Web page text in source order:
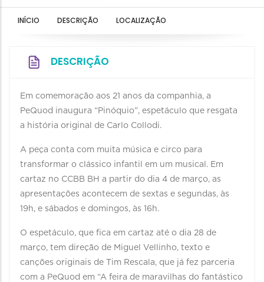
INÍCIO DESCRIÇÃO LOCALIZAÇÃO
DESCRIÇÃO
Em comemoração aos 21 anos da companhia, a
PeQuod inaugura “Pinóquio”, espetáculo que resgata
a história original de Carlo Collodi.
A peça conta com muita música e circo para
transformar o clássico infantil em um musical. Em
cartaz no CCBB BH a partir do dia 4 de março, as
apresentações acontecem de sextas e segundas, às
19h, e sábados e domingos, às 16h.
O espetáculo, que fica em cartaz até o dia 28 de
março, tem direção de Miguel Vellinho, texto e
canções originais de Tim Rescala, que já fez parceria
com a PeQuod em “A feira de maravilhas do fantástico